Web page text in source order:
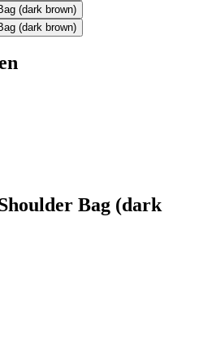
Bag (dark